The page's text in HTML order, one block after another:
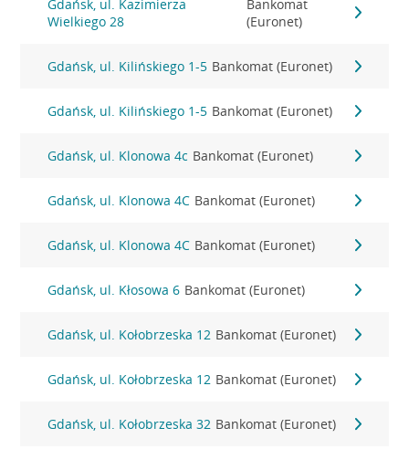
Gdańsk, ul. Kazimierza
Wielkiego 28
Bankomat
(Euronet)
Gdańsk, ul. Kilińskiego 1-5 Bankomat (Euronet)
Gdańsk, ul. Kilińskiego 1-5 Bankomat (Euronet)
Gdańsk, ul. Klonowa 4c Bankomat (Euronet)
Gdańsk, ul. Klonowa 4C Bankomat (Euronet)
Gdańsk, ul. Klonowa 4C Bankomat (Euronet)
Gdańsk, ul. Kłosowa 6 Bankomat (Euronet)
Gdańsk, ul. Kołobrzeska 12 Bankomat (Euronet)
Gdańsk, ul. Kołobrzeska 12 Bankomat (Euronet)
Gdańsk, ul. Kołobrzeska 32 Bankomat (Euronet)